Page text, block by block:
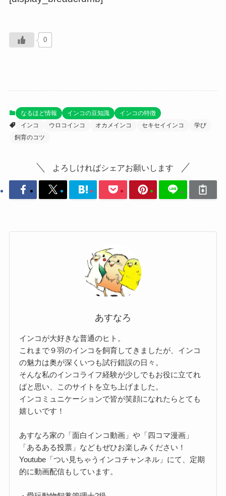
0
なるほど情報 インコの豆知識
インコの特徴
インコ
ウロコインコ オカメインコ セキセイインコ
学び
飼育のコツ
よろしければシェアお願いします
あすなろ
インコが大好きな普通のヒト。
これまで９羽のインコを飼育してきましたが、インコ
の魅力は奥が深くいつも試行錯誤の日々。
そんな私のインコライフ経験が少しでもお役に立てれ
ばと思い、このサイトを立ち上げました。
インコミュニケーションで皆が笑顔になれたらとても
嬉しいです！
あすなろ家の「面白インコ動画」や「四コマ漫画」
「あるある投票」などもぜひお楽しみください！
Youtube「つい見ちゃうインコチャンネル」にて、定期
的に動画配信もしています。